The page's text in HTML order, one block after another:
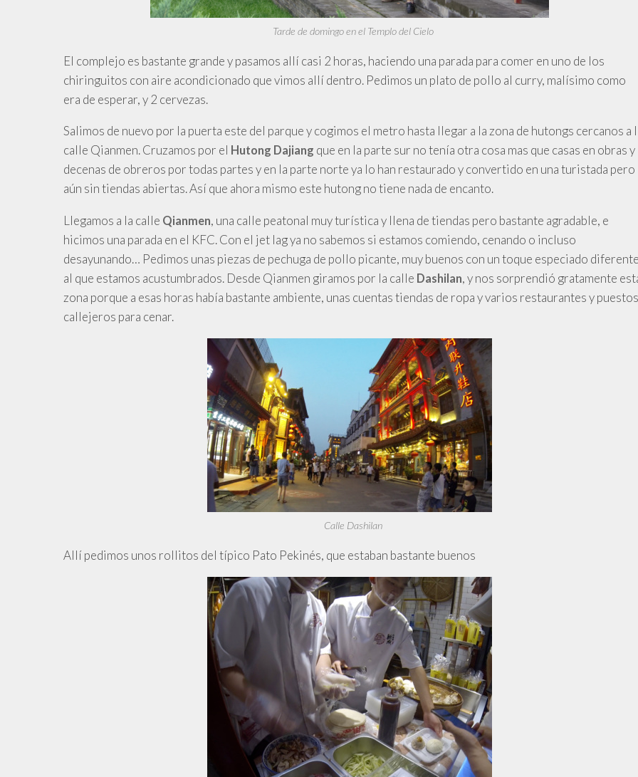
Tarde de domingo en el Templo del Cielo
El complejo es bastante grande y pasamos allí casi 2 horas, haciendo una parada para comer en uno de los
chiringuitos con aire acondicionado que vimos allí dentro. Pedimos un plato de pollo al curry, malísimo como
era de esperar, y 2 cervezas.
Salimos de nuevo por la puerta este del parque y cogimos el metro hasta llegar a la zona de hutongs cercanos a
calle Qianmen. Cruzamos por el Hutong Dajiang que en la parte sur no tenía otra cosa mas que casas en obras y
decenas de obreros por todas partes y en la parte norte ya lo han restaurado y convertido en una turistada pero
aún sin tiendas abiertas. Así que ahora mismo este hutong no tiene nada de encanto.
Llegamos a la calle Qianmen, una calle peatonal muy turística y llena de tiendas pero bastante agradable, e
hicimos una parada en el KFC. Con el jet lag ya no sabemos si estamos comiendo, cenando o incluso
desayunando… Pedimos unas piezas de pechuga de pollo picante, muy buenos con un toque especiado
al que estamos acustumbrados. Desde Qianmen giramos por la calle Dashilan, y nos sorprendió gratamente
zona porque a esas horas había bastante ambiente, unas cuentas tiendas de ropa y varios restaurantes y puestos
callejeros para cenar.
Calle Dashilan
Allí pedimos unos rollitos del típico Pato Pekinés, que estaban bastante buenos